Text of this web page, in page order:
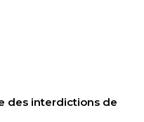
des interdictions de